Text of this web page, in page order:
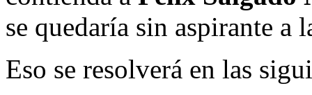
se quedaría sin aspirante a
Eso se resolverá en las